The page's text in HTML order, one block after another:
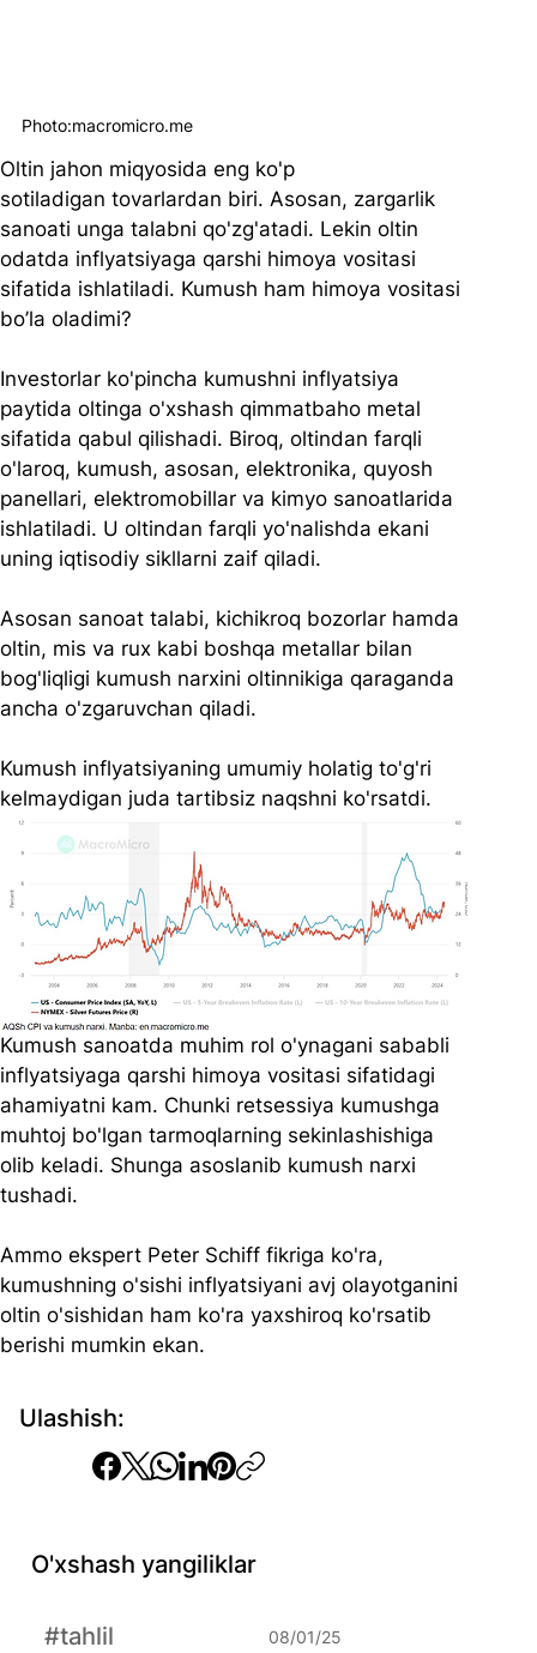
Ulashish:
Oltin jahon miqyosida eng ko'p
sotiladigan tovarlardan biri. Asosan, zargarlik
sanoati unga talabni qo'zg'atadi. Lekin oltin
odatda inflyatsiyaga qarshi himoya vositasi
sifatida ishlatiladi. Kumush ham himoya vositasi
bo’la oladimi?
Investorlar ko'pincha kumushni inflyatsiya
paytida oltinga o'xshash qimmatbaho metal
sifatida qabul qilishadi. Biroq, oltindan farqli
o'laroq, kumush, asosan, elektronika, quyosh
panellari, elektromobillar va kimyo sanoatlarida
ishlatiladi. U oltindan farqli yo'nalishda ekani
uning iqtisodiy sikllarni zaif qiladi.
Asosan sanoat talabi, kichikroq bozorlar hamda
oltin, mis va rux kabi boshqa metallar bilan
bog'liqligi kumush narxini oltinnikiga qaraganda
ancha o'zgaruvchan qiladi.
Kumush inflyatsiyaning umumiy holatig to'g'ri
kelmaydigan juda tartibsiz naqshni ko'rsatdi.
Kumush sanoatda muhim rol o'ynagani sababli
inflyatsiyaga qarshi himoya vositasi sifatidagi
ahamiyatni kam. Chunki retsessiya kumushga
muhtoj bo'lgan tarmoqlarning sekinlashishiga
olib keladi. Shunga asoslanib kumush narxi
tushadi.
Ammo ekspert Peter Schiff fikriga ko'ra,
kumushning o'sishi inflyatsiyani avj olayotganini
oltin o'sishidan ham ko'ra yaxshiroq ko'rsatib
berishi mumkin ekan.
Photo:macromicro.me
O'xshash yangiliklar
#tahlil 08/01/25